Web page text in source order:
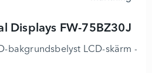
Displays FW-75BZ30J
bakgrundsbelyst LCD-skärm -